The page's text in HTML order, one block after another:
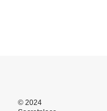
© 2024